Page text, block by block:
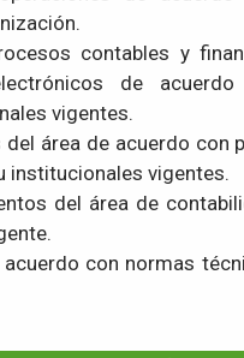
contables y
de
vigentes.
área de acuerdo con
institucionales vigentes.
del área de
con normas